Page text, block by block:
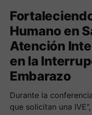
Humano en
Atención
en la
Embarazo
Durante la
que solicitan una